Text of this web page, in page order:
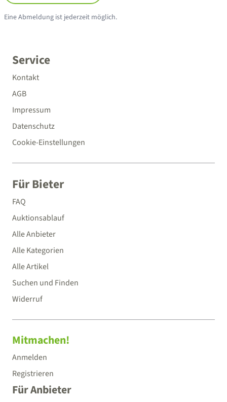
Service
Kontakt
AGB
Impressum
Datenschutz
Cookie-Einstellungen
Für Bieter
FAQ
Auktionsablauf
Alle Anbieter
Alle Kategorien
Alle Artikel
Suchen und Finden
Widerruf
Mitmachen!
Anmelden
Registrieren
Für Anbieter
Eine Abmeldung ist jederzeit möglich.